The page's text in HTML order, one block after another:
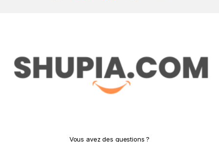
Vous avez des questions ?